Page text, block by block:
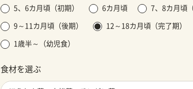
5、6カ月頃（初期） 6カ月頃 7、8カ月頃
9～11カ月頃（後期） 12～18カ月頃（完了期）
1歳半～（幼児食）
食材を選ぶ